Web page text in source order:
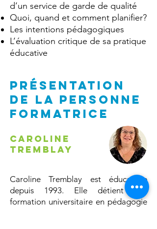
d’un service de garde de qualité
Quoi, quand et comment planifier?
Les intentions pédagogiques
L’évaluation critique de sa pratique
éducative
PRÉSENTATION
DE la personne
formatrice
Caroline
Tremblay
Caroline Tremblay est éducatrice
depuis 1993. Elle détient une
formation universitaire en pédagogie